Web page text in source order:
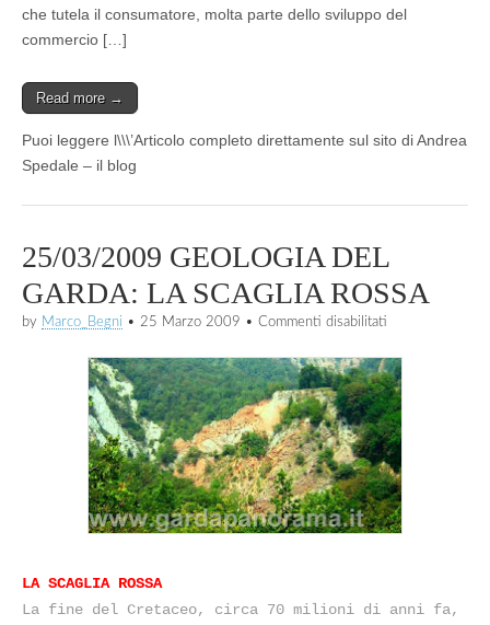
che tutela il consumatore, molta parte dello sviluppo del
commercio […]
Read more →
Puoi leggere l\\\’Articolo completo direttamente sul sito di Andrea
Spedale – il blog
25/03/2009 GEOLOGIA DEL
GARDA: LA SCAGLIA ROSSA
by Marco_Begni • 25 Marzo 2009 • Commenti disabilitati
GEOLOGIA
DEL
GARDA:
LA
SCAGLIA
ROSSA
LA SCAGLIA ROSSA
La fine del Cretaceo, circa 70 milioni di anni fa,